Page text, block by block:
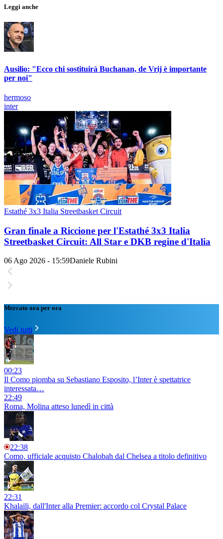
Leggi anche
Ausilio: "Ecco chi sostituirà Buchanan, de Vrij è importante
per noi"
hermoso
inter
Estathé 3x3 Italia Streetbasket Circuit
Gran finale a Riccione per l'Estathé 3x3 Italia
Streetbasket Circuit: All Star e DKB regine d'Italia
06 Ago 2026 - 15:59Daniele Rubini
Mercato ora per ora
Vedi tutti
00:23
Il Como piomba su Sebastiano Esposito, l’Inter è spettatrice
interessata…
22:49
Roma, Molina atteso lunedì in città
22:38
Como, ufficiale acquisto Chalobah dal Chelsea a titolo definitivo
22:31
Khalaili, dall'Inter alla Premier: accordo col Crystal Palace